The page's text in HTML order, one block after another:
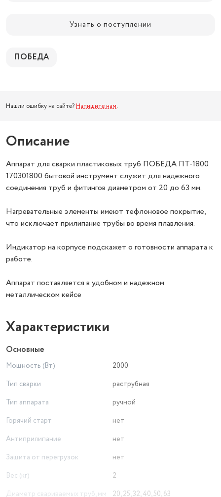
Узнать о поступлении
ПОБЕДА
Нашли ошибку на сайте? Напишите нам.
Описание
Аппарат для сварки пластиковых труб ПОБЕДА ПТ-1800
170301800 бытовой инструмент служит для надежного
соединения труб и фитингов диаметром от 20 до 63 мм.
Нагревательные элементы имеют тефлоновое покрытие,
что исключает прилипание трубы во время плавления.
Индикатор на корпусе подскажет о готовности аппарата к
работе.
Аппарат поставляется в удобном и надежном
металлическом кейсе
Характеристики
Основные
Мощность (Вт)
2000
Тип сварки
раструбная
Тип аппарата
ручной
Горячий старт
нет
Антиприлипание
нет
Защита от перегрузок
нет
Вес (кг)
2
Диаметр свариваемых труб, мм
20, 25, 32, 40, 50, 63